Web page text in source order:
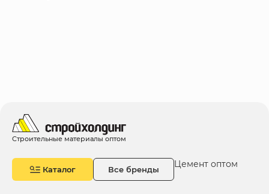
Строительные материалы оптом
Каталог Все бренды Цемент оптом